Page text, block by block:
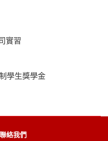
實習
學生獎學金
聯絡我們